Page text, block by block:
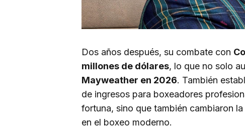
Dos años después, su combate con
millones de dólares, lo que no solo
Mayweather en 2026. También
de ingresos para boxeadores
fortuna, sino que también cambiaron
en el boxeo moderno.